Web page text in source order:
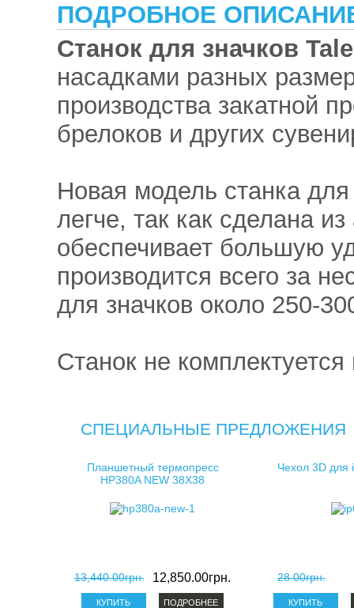
ПОДРОБНОЕ
Станок для значков
насадками разных
производства закатной
брелоков и других
Новая модель станка для
легче, так как сделана
обеспечивает большую
производится всего за
для значков около 250-
Станок не комплектуется
СПЕЦИАЛЬНЫЕ ПРЕДЛОЖЕНИЯ
Планшетный термопресс
HP380A NEW 38X38
13,440.00грн. 12,850.00грн.
ПОДРОБНЕЕ
Чехол 3D для
28.00грн.